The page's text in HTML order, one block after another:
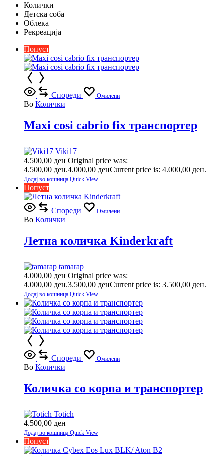
Колички
Детска соба
Облека
Рекреација
Попуст
Спореди Омилени
Во Колички
Maxi cosi cabrio fix транспортер
Viki17
4.500,00ден Original price was:
4.500,00 ден.4.000,00 денCurrent price is: 4.000,00 ден.
Додај во кошница Quick View
Попуст
Спореди Омилени
Во Колички
Летна количка Kinderkraft
tamarap
4.000,00ден Original price was:
4.000,00 ден.3.500,00 денCurrent price is: 3.500,00 ден.
Додај во кошница Quick View
Спореди Омилени
Во Колички
Количка со корпа и транспортер
Totich
4.500,00 ден
Додај во кошница Quick View
Попуст